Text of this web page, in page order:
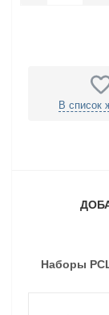
В список
Наборы